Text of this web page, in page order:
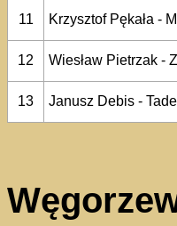
11
Krzysztof Pękała -
12
Wiesław Pietrzak -
13
Janusz Debis -